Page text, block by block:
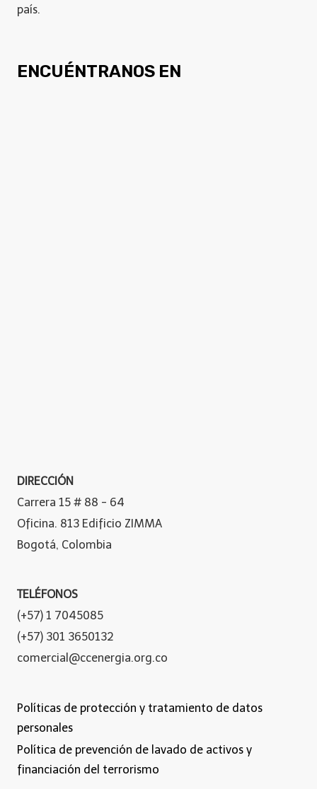
país.
ENCUÉNTRANOS EN
DIRECCIÓN
Carrera 15 # 88 - 64
Oficina. 813 Edificio ZIMMA
Bogotá, Colombia
TELÉFONOS
(+57) 1 7045085
(+57) 301 3650132
comercial@ccenergia.org.co
Políticas de protección y tratamiento de datos
personales
Política de prevención de lavado de activos y
financiación del terrorismo